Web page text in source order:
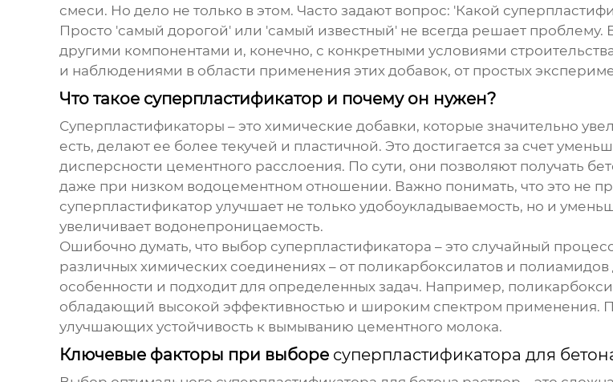
смеси. Но дело не только в этом. Часто задают вопрос: 'Какой
Просто 'самый дорогой' или 'самый известный' не всегда решает проблему.
другими компонентами и, конечно, с конкретными условиями
и наблюдениями в области применения этих добавок, от простых
Что такое суперпластификатор и почему он нужен?
Суперпластификаторы – это химические добавки, которые значительно
есть, делают ее более текучей и пластичной. Это достигается за счет
дисперсности цементного расслоения. По сути, они позволяют получать
даже при низком водоцементном отношении. Важно понимать, что это не
суперпластификатор улучшает не только удобоукладываемость, но и
увеличивает водонепроницаемость.
Ошибочно думать, что выбор суперпластификатора – это случайный
различных химических соединениях – от поликарбоксилатов и
особенности и подходит для определенных задач. Например,
обладающий высокой эффективностью и широким спектром применения.
улучшающих устойчивость к вымыванию цементного молока.
Ключевые факторы при выборе суперпластификатора для